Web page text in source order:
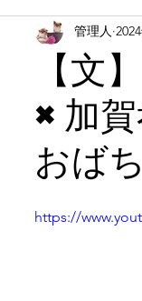
【文
×加
おば
管理人
https://